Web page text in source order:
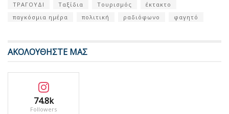
ΤΡΑΓΟΥΔΙ
Ταξίδια Τουρισμός
έκτακτο
παγκόσμια ημέρα
πολιτική ραδιόφωνο φαγητό
ΑΚΟΛΟΥΘΗΣΤΕ ΜΑΣ
74.8k
Followers